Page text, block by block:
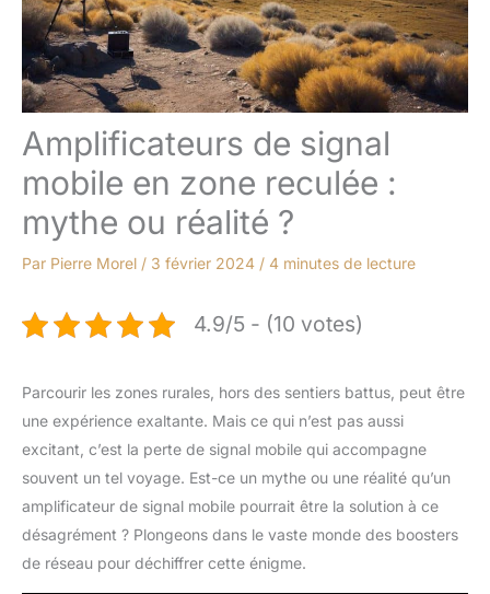
Amplificateurs de signal
mobile en zone reculée :
mythe ou réalité ?
Par Pierre Morel / 3 février 2024 / 4 minutes de lecture
4.9/5 - (10 votes)
Parcourir les zones rurales, hors des sentiers battus, peut être
une expérience exaltante. Mais ce qui n’est pas aussi
excitant, c’est la perte de signal mobile qui accompagne
souvent un tel voyage. Est-ce un mythe ou une réalité qu’un
amplificateur de signal mobile pourrait être la solution à ce
désagrément ? Plongeons dans le vaste monde des boosters
de réseau pour déchiffrer cette énigme.